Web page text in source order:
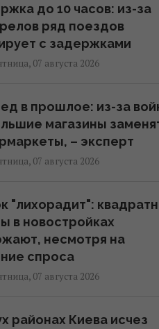
до 10 часов: из-за
ряд поездов
с задержками
07 августа 2026
в прошлое: из-за
магазины
– эксперт
07 августа 2026
"лихорадит":
в новостройках
несмотря на
спроса
07 августа 2026
районах Киева исчез